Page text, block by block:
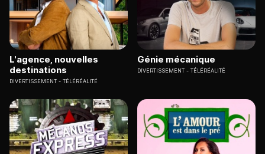
L'agence, nouvelles
destinations
DIVERTISSEMENT TÉLÉRÉALITÉ
Génie mécanique
DIVERTISSEMENT TÉLÉRÉALITÉ